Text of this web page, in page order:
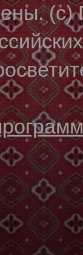
(с)